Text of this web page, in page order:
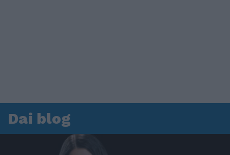
Dai blog